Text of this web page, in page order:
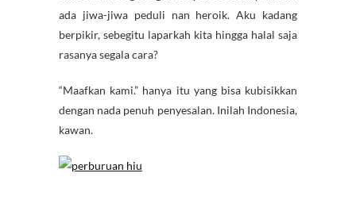
ada jiwa-jiwa peduli nan heroik. Aku kadang
berpikir, sebegitu laparkah kita hingga halal saja
rasanya segala cara?
“Maafkan kami.” hanya itu yang bisa kubisikkan
dengan nada penuh penyesalan. Inilah Indonesia,
kawan.